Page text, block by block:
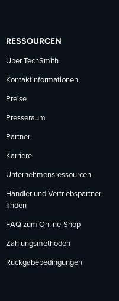
RESSOURCEN
Über TechSmith
Kontaktinformationen
Preise
Presseraum
Partner
Karriere
Unternehmensressourcen
Händler und Vertriebspartner
finden
FAQ zum Online-Shop
Zahlungsmethoden
Rückgabebedingungen